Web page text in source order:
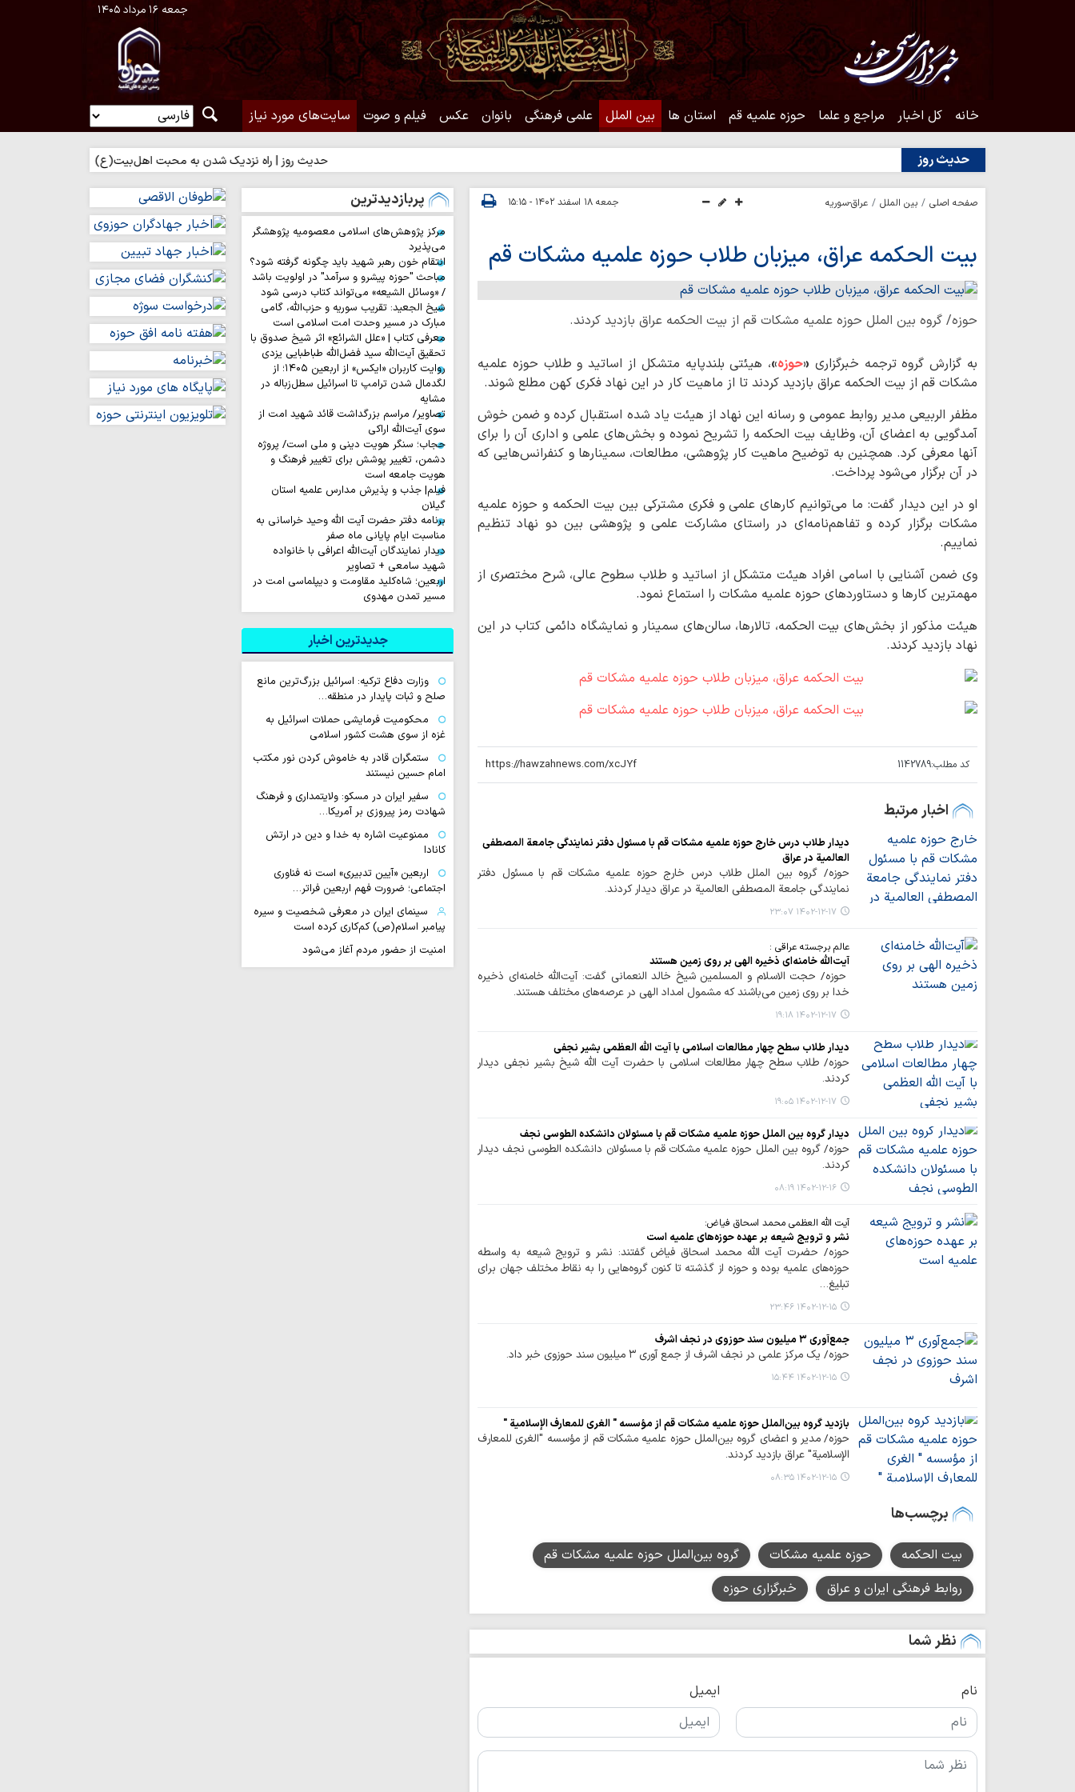
جمعه ۱۶ مرداد ۱۴۰۵
خانه کل اخبار مراجع و علما حوزه علمیه قم استان ها بین الملل علمی فرهنگی بانوان عکس فیلم و صوت سایت‌های مورد نیاز
حدیث روز حدیث روز | راه نزدیک شدن به محبت اهل‌بیت(ع) حدیث روز | بهترین
صفحه اصلی بین الملل عراق-سوریه جمعه ۱۸ اسفند ۱۴۰۲ - ۱۵:۱۵
بیت الحکمه عراق، میزبان طلاب حوزه علمیه مشکات قم
حوزه/ گروه بین الملل حوزه علمیه مشکات قم از بیت الحکمه عراق بازدید کردند.
به گزارش گروه ترجمه خبرگزاری «حوزه»، هیئتی بلندپایه متشکل از اساتید و طلاب حوزه علمیه
مشکات قم از بیت الحکمه عراق بازدید کردند تا از ماهیت کار در این نهاد فکری کهن مطلع شوند.
مظفر الربیعی مدیر روابط عمومی و رسانه این نهاد از هیئت یاد شده استقبال کرده و ضمن خوش
آمدگویی به اعضای آن، وظایف بیت الحکمه را تشریح نموده و بخش‌های علمی و اداری آن را برای
آنها معرفی کرد. همچنین به توضیح ماهیت کار پژوهشی، مطالعات، سمینارها و کنفرانس‌هایی که
در آن برگزار می‌شود پرداخت.
او در این دیدار گفت: ما می‌توانیم کارهای علمی و فکری مشترکی بین بیت الحکمه و حوزه علمیه
مشکات برگزار کرده و تفاهم‌نامه‌ای در راستای مشارکت علمی و پژوهشی بین دو نهاد تنظیم
نماییم.
وی ضمن آشنایی با اسامی افراد هیئت متشکل از اساتید و طلاب سطوح عالی، شرح مختصری از
مهمترین کارها و دستاوردهای حوزه علمیه مشکات را استماع نمود.
هیئت مذکور از بخش‌های بیت الحکمه، تالارها، سالن‌های سمینار و نمایشگاه دائمی کتاب در این
نهاد بازدید کردند.
کد مطلب:1142789
اخبار مرتبط
دیدار طلاب درس خارج حوزه علمیه مشکات قم با مسئول دفتر نمایندگی جامعة المصطفی
العالمیة در عراق
حوزه/ گروه بین الملل طلاب درس خارج حوزه علمیه مشکات قم با مسئول دفتر
نمایندگی جامعة المصطفی العالمیة در عراق دیدار کردند.
۱۴۰۲-۱۲-۱۷ ۲۳:۰۷
عالم برجسته عراقی :
آیت‌الله خامنه‌ای ذخیره الهی بر روی زمین هستند
حوزه/ حجت الاسلام و المسلمین شیخ خالد النعمانی گفت: آیت‌الله خامنه‌ای ذخیره
خدا بر روی زمین می‌باشند که مشمول امداد الهی در عرصه‌های مختلف هستند.
۱۴۰۲-۱۲-۱۷ ۱۹:۱۸
دیدار طلاب سطح چهار مطالعات اسلامی با آیت الله العظمی بشیر نجفی
حوزه/ طلاب سطح چهار مطالعات اسلامی با حضرت آیت الله شیخ بشیر نجفی دیدار
کردند.
۱۴۰۲-۱۲-۱۷ ۱۹:۰۵
دیدار گروه بین الملل حوزه علمیه مشکات قم با مسئولان دانشکده الطوسی نجف
حوزه/ گروه بین الملل حوزه علمیه مشکات قم با مسئولان دانشکده الطوسی نجف دیدار
کردند.
۱۴۰۲-۱۲-۱۶ ۰۸:۱۹
آیت الله العظمی محمد اسحاق فیاض:
نشر و ترویج شیعه بر عهده حوزه‌های علمیه است
حوزه/ حضرت آیت الله محمد اسحاق فیاض گفتند: نشر و ترویج شیعه به واسطه
حوزه‌های علمیه بوده و حوزه از گذشته تا کنون گروه‌هایی را به نقاط مختلف جهان برای
تبلیغ…
۱۴۰۲-۱۲-۱۵ ۲۳:۴۶
جمع‌آوری ۳ میلیون سند حوزوی در نجف اشرف
حوزه/ یک مرکز علمی در نجف اشرف از جمع آوری ۳ میلیون سند حوزوی خبر داد.
۱۴۰۲-۱۲-۱۵ ۱۵:۴۴
بازدید گروه بین‌الملل حوزه علمیه مشکات قم از مؤسسه " الغری للمعارف الإسلامیة "
حوزه/ مدیر و اعضای گروه بین‌الملل حوزه علمیه مشکات قم از مؤسسه "الغری للمعارف
الإسلامیة" عراق بازدید کردند.
۱۴۰۲-۱۲-۱۵ ۰۸:۳۵
برچسب‌ها
بیت الحکمه حوزه علمیه مشکات
گروه بین‌الملل حوزه علمیه مشکات قم
روابط فرهنگی ایران و عراق
خبرگزاری حوزه
نظر شما
نام ایمیل
پربازدیدترین
مرکز پژوهش‌های اسلامی معصومیه پژوهشگر
می‌پذیرد
انتقام خون رهبر شهید باید چگونه گرفته شود؟
مباحث "حوزه پیشرو و سرآمد" در اولویت باشد
/ «وسائل الشیعه» می‌تواند کتاب درسی شود
شیخ الجعید: تقریب سوریه و حزب‌الله، گامی
مبارک در مسیر وحدت امت اسلامی است
معرفی کتاب | «علل الشرائع» اثر شیخ صدوق با
تحقیق آیت‌الله سید فضل‌الله طباطبایی یزدی
روایت‌ کاربران «ایکس» از اربعین ۱۴۰۵؛ از
لگدمال شدن ترامپ تا اسرائیل سطل‌زباله‌ در
مشایه
تصاویر/ مراسم بزرگداشت قائد شهید امت از
سوی آیت‌الله اراکی
حجاب؛ سنگر هویت دینی و ملی است/ پروژه
دشمن، تغییر پوشش برای تغییر فرهنگ و
هویت جامعه است
فیلم| جذب و پذیرش مدارس علمیه استان
گیلان
برنامه دفتر حضرت آیت الله وحید خراسانی به
مناسبت ایام پایانی ماه صفر
دیدار نمایندگان آیت‌الله اعرافی با خانواده
شهید سامعی + تصاویر
اربعین؛ شاه‌کلید مقاومت و دیپلماسی امت در
مسیر تمدن مهدوی
جدیدترین اخبار
وزارت دفاع ترکیه: اسرائیل بزرگ‌ترین مانع
صلح و ثبات پایدار در منطقه…
محکومیت فرمایشی حملات اسرائیل به
غزه از سوی هشت کشور اسلامی
ستمگران قادر به خاموش کردن نور مکتب
امام حسین نیستند
سفیر ایران در مسکو: ولایتمداری و فرهنگ
شهادت رمز پیروزی بر آمریکا…
ممنوعیت اشاره به خدا و دین در ارتش
کانادا
اربعین «آیین تدبیری» است نه فناوری
اجتماعی؛ ضرورت فهم اربعین فراتر…
سینمای ایران در معرفی شخصیت و سیره
پیامبر اسلام(ص) کم‌کاری کرده است
امنیت از حضور مردم آغاز می‌شود